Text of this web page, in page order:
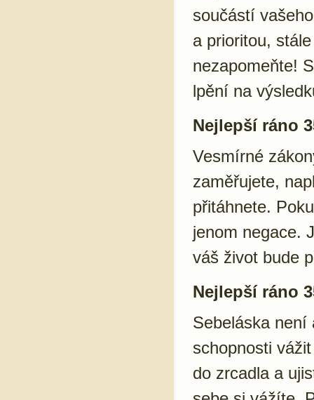
součástí
a prioritou,
nezapomeňte!
lpění na
Nejlepší ráno
Vesmírné
zaměřujete,
přitáhnete.
jenom negace.
váš život bude
Nejlepší ráno
Sebeláska
schopnosti
do zrcadla a